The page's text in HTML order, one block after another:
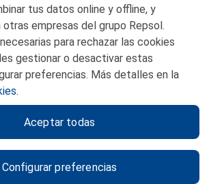
CONTACTO
POLITICA DE PRIVACIDAD
AVISO LEGAL
POLITICA DE COOKIES
tus datos online y offline, y
empresas del grupo Repsol.
para rechazar las cookies
gestionar o desactivar estas
preferencias. Más detalles en la
Configurar preferencias
Aceptar todas